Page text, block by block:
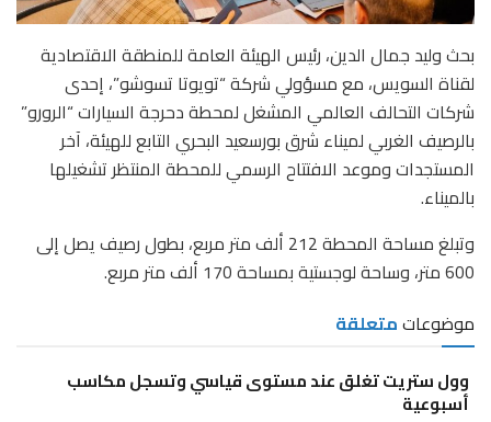
بحث وليد جمال الدين، رئيس الهيئة العامة للمنطقة الاقتصادية
لقناة السويس، مع مسؤولي شركة “تويوتا تسوشو”، إحدى
شركات التحالف العالمي المشغل لمحطة دحرجة السيارات “الرورو”
بالرصيف الغربي لميناء شرق بورسعيد البحري التابع للهيئة، آخر
المستجدات وموعد الافتتاح الرسمي للمحطة المنتظر تشغيلها
بالميناء.
وتبلغ مساحة المحطة 212 ألف متر مربع، بطول رصيف يصل إلى
600 متر، وساحة لوجستية بمساحة 170 ألف متر مربع.
موضوعاتمتعلقة
وول ستريت تغلق عند مستوى قياسي وتسجل مكاسب
أسبوعية